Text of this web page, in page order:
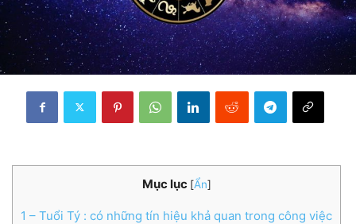
Mục lục [Ẩn]
1 – Tuổi Tý : có những tín hiệu khả quan trong công việc